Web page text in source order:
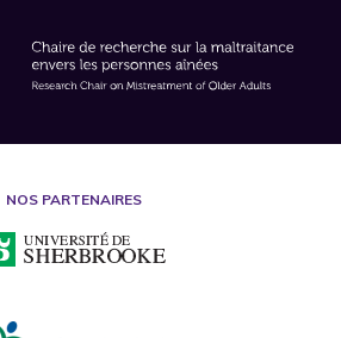
NOS PARTENAIRES